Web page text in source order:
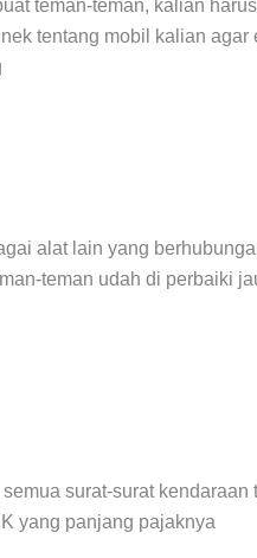
teman-teman, kalian
tentang mobil kalian agar
alat lain yang
teman udah di perbaiki
surat-surat kendaraan
yang panjang pajaknya